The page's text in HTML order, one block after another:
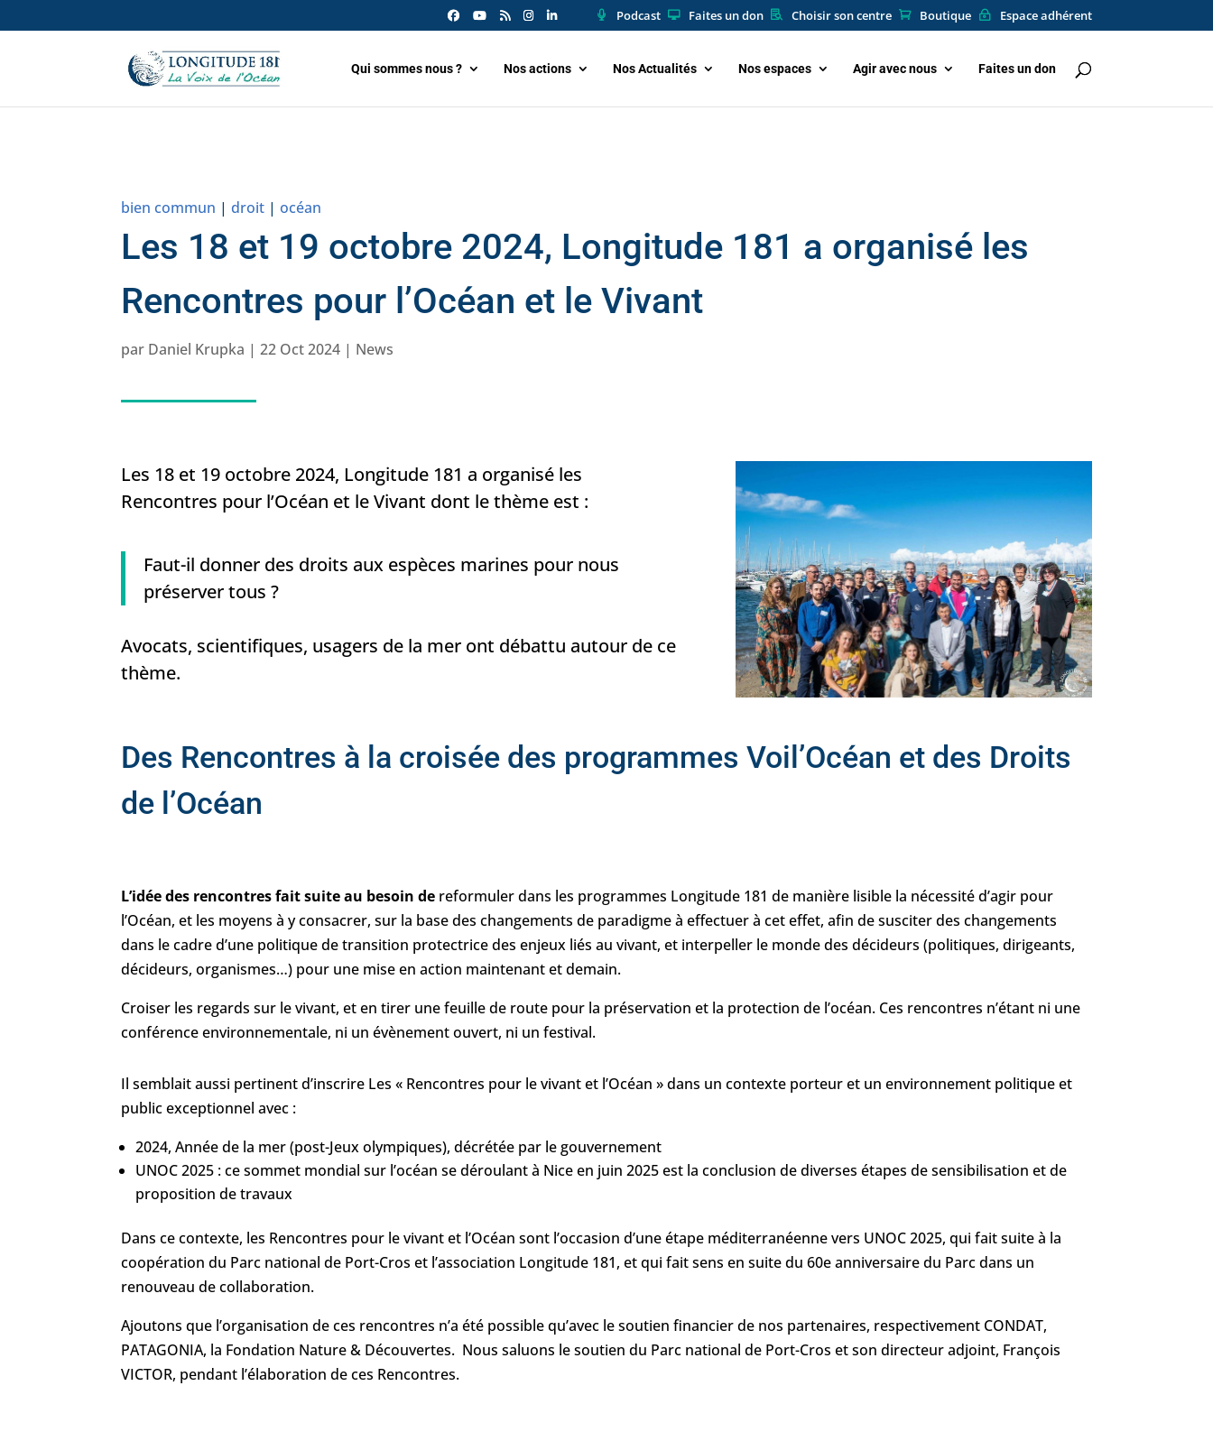
Podcast Faites un don Choisir son centre Boutique Espace adhérent
Qui sommes nous ? Nos actions Nos Actualités Nos espaces Agir avec nous Faites un don
bien commun |droit |océan
Les 18 et 19 octobre 2024, Longitude 181 a organisé les
Rencontres pour l’Océan et le Vivant
par Daniel Krupka |22 Oct 2024 | News
Les 18 et 19 octobre 2024, Longitude 181 a organisé les
Rencontres pour l’Océan et le Vivant dont le thème est :
Faut-il donner des droits aux espèces marines pour nous
préserver tous ?
Avocats, scientifiques, usagers de la mer ont débattu autour de ce
thème.
Des Rencontres à la croisée des programmes Voil’Océan et des Droits
de l’Océan
L’idée des rencontres fait suite au besoin de reformuler dans les programmes Longitude 181 de manière lisible la nécessité d’agir pour
l’Océan, et les moyens à y consacrer, sur la base des changements de paradigme à effectuer à cet effet, afin de susciter des changements
dans le cadre d’une politique de transition protectrice des enjeux liés au vivant, et interpeller le monde des décideurs (politiques, dirigeants,
décideurs, organismes…) pour une mise en action maintenant et demain.
Croiser les regards sur le vivant, et en tirer une feuille de route pour la préservation et la protection de l’océan. Ces rencontres n’étant ni une
conférence environnementale, ni un évènement ouvert, ni un festival.
Il semblait aussi pertinent d’inscrire Les « Rencontres pour le vivant et l’Océan » dans un contexte porteur et un environnement politique et
public exceptionnel avec :
2024, Année de la mer (post-Jeux olympiques), décrétée par le gouvernement
UNOC 2025 : ce sommet mondial sur l’océan se déroulant à Nice en juin 2025 est la conclusion de diverses étapes de sensibilisation et de
proposition de travaux
Dans ce contexte, les Rencontres pour le vivant et l’Océan sont l’occasion d’une étape méditerranéenne vers UNOC 2025, qui fait suite à la
coopération du Parc national de Port-Cros et l’association Longitude 181, et qui fait sens en suite du 60e anniversaire du Parc dans un
renouveau de collaboration.
Ajoutons que l’organisation de ces rencontres n’a été possible qu’avec le soutien financier de nos partenaires, respectivement CONDAT,
PATAGONIA, la Fondation Nature & Découvertes. Nous saluons le soutien du Parc national de Port-Cros et son directeur adjoint, François
VICTOR, pendant l’élaboration de ces Rencontres.